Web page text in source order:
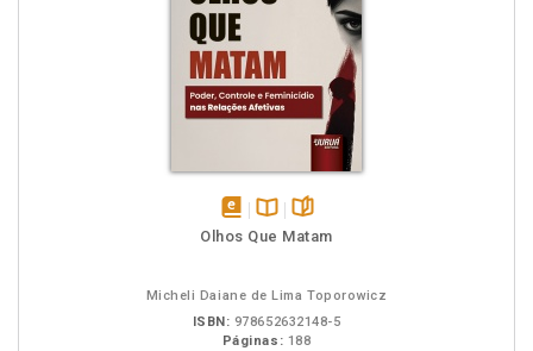
disponívelDisponível
páginas
Olhos Que Matam
Micheli Daiane de Lima Toporowicz
ISBN: 978652632148-5
Páginas: 188